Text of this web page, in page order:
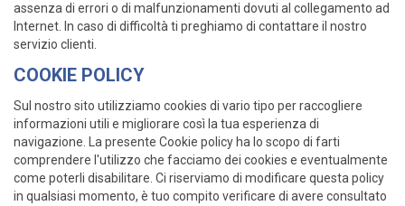
assenza di errori o di malfunzionamenti dovuti al collegamento ad
Internet. In caso di difficoltà ti preghiamo di contattare il nostro
servizio clienti.
COOKIE POLICY
Sul nostro sito utilizziamo cookies di vario tipo per raccogliere
informazioni utili e migliorare così la tua esperienza di
navigazione. La presente Cookie policy ha lo scopo di farti
comprendere l'utilizzo che facciamo dei cookies e eventualmente
come poterli disabilitare. Ci riserviamo di modificare questa policy
in qualsiasi momento, è tuo compito verificare di avere consultato